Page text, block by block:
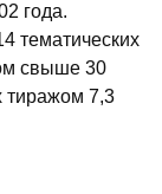
года.
тематических
свыше 30
тиражом 7,3